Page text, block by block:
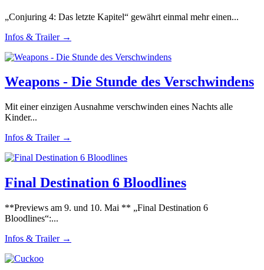
„Conjuring 4: Das letzte Kapitel“ gewährt einmal mehr einen...
Infos & Trailer →
Weapons - Die Stunde des Verschwindens
Mit einer einzigen Ausnahme verschwinden eines Nachts alle
Kinder...
Infos & Trailer →
Final Destination 6 Bloodlines
**Previews am 9. und 10. Mai ** „Final Destination 6
Bloodlines“:...
Infos & Trailer →